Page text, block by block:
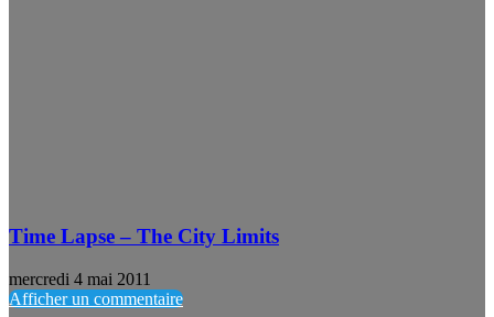
Time Lapse – The City Limits
mercredi 4 mai 2011
Afficher un commentaire